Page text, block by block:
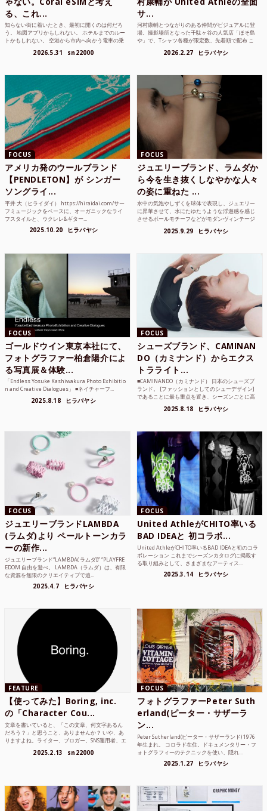
る、これ...
知らない街に着いたとき、最初に開くのは何だろ
う。 地図アプリかもしれない。 ホテルまでのルー
トかもしれない。 空港から市内へ向かう電車の乗
2026.5.31 sn22000
サ...
河村康輔とつながりのある仲間がビジュアルに登
場。撮影場所となった千駄ヶ谷の人気店「ほそ島
や」で、Tシャツ各種が限定数、先着順で配布 こ
2026.2.27 ヒラバヤシ
FOCUS
アメリカ発のウールブランド
【PENDLETON】が シンガー
ソングライ...
平井 大（ヒライダイ） https://hiraidai.com/サー
フミュージックをベースに、オーガニックなライ
フスタイルと、ウクレレ&ギター...
2025.10.20 ヒラバヤシ
FOCUS
ジュエリーブランド、ラムダか
ら今を生き抜くしなやかな人々
の姿に重ねた ...
水中の気泡やしずくを球体で表現し、ジュエリー
に昇華させて、水にたゆたうような浮遊感を感じ
させるボールモチーフなどがモダンヴィンテージ
2025.9.29 ヒラバヤシ
FOCUS
ゴールドウイン東京本社にて、
フォトグラファー柏倉陽介によ
る写真展＆体験...
「Endless Yosuke Kashiwakura Photo Exhibitio
n and Creative Dialogues」 ■ネイチャーフ...
2025.8.18 ヒラバヤシ
FOCUS
シューズブランド、CAMINAN
DO（カミナンド）からエクス
トラライト...
■CAMINANDO（カミナンド） 日本のシューズブ
ランド。 [ファッションとしてのシューデザイン]
であることに最も重点を置き、シーズンごとに高
2025.8.18 ヒラバヤシ
FOCUS
ジュエリーブランドLAMBDA
(ラムダ)より ペールトーンカラ
ーの新作...
ジュエリーブランド“LAMBDA( ラムダ))” “PLAYFRE
EDOM 自由を遊べ。 LAMBDA（ラムダ）は、有限
な資源を無限のクリエイティブで追...
2025.4.7 ヒラバヤシ
FOCUS
United AthleがCHITO率いる
BAD IDEAと 初コラボ...
United AthleがCHITO率いるBAD IDEAと初のコラ
ボレーション これまでシーズンカタログに掲載す
る取り組みとして、さまざまなアーティス...
2025.3.14 ヒラバヤシ
FEATURE
【使ってみた】Boring, inc.
の「Character Cou...
文章を書いていると、「この文章、何文字あるん
だろう？」と思うこと、ありませんか？ いや、あ
りますよね。ライター、ブロガー、SNS運用者、エ
2025.2.13 sn22000
FOCUS
フォトグラファーPeter Suth
erland(ピーター・サザーラ
ン...
Peter Sutherland(ピーター・サザーランド) 1976
年生まれ。 コロラド在住。ドキュメンタリー・フ
ォトグラフィーのテクニックを使い、隠れ...
2025.1.27 ヒラバヤシ